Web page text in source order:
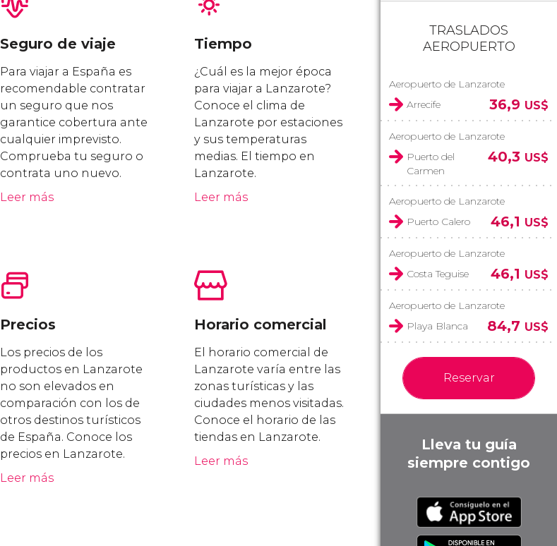
Seguro de viaje
Para viajar a España es
recomendable contratar
un seguro que nos
garantice cobertura ante
cualquier imprevisto.
Comprueba tu seguro o
contrata uno nuevo.
Leer más
Tiempo
¿Cuál es la mejor época
para viajar a Lanzarote?
Conoce el clima de
Lanzarote por estaciones
y sus temperaturas
medias. El tiempo en
Lanzarote.
Leer más
Precios
Los precios de los
productos en Lanzarote
no son elevados en
comparación con los de
otros destinos turísticos
de España. Conoce los
precios en Lanzarote.
Leer más
Horario comercial
El horario comercial de
Lanzarote varía entre las
zonas turísticas y las
ciudades menos visitadas.
Conoce el horario de las
tiendas en Lanzarote.
Leer más
TRASLADOS
AEROPUERTO
Aeropuerto de Lanzarote
Arrecife
36,9 US$
Aeropuerto de Lanzarote
Puerto del
Carmen
40,3 US$
Aeropuerto de Lanzarote
Puerto Calero
46,1 US$
Aeropuerto de Lanzarote
Costa Teguise
46,1 US$
Aeropuerto de Lanzarote
Playa Blanca
84,7 US$
Reservar
Lleva tu guía
siempre contigo